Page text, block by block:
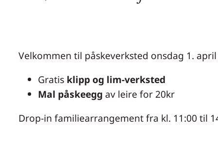
Velkommen til påskeverksted onsdag 1. april
Gratis klipp og lim-verksted
Mal påskeegg av leire for 20kr
Drop-in familiearrangement fra kl. 11:00 til